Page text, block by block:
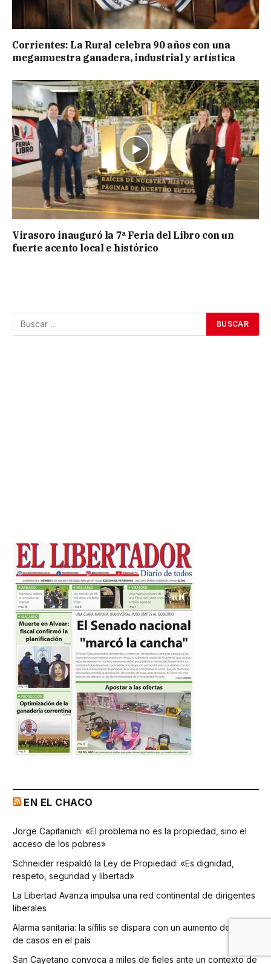
Corrientes: La Rural celebra 90 años con una
megamuestra ganadera, industrial y artística
Virasoro inauguró la 7ª Feria del Libro con un
fuerte acento local e histórico
EN EL CHACO
Jorge Capitanich: «El problema no es la propiedad, sino el
acceso de los pobres»
Schneider respaldó la Ley de Propiedad: «Es dignidad,
respeto, seguridad y libertad»
La Libertad Avanza impulsa una red continental de dirigentes
liberales
Alarma sanitaria: la sífilis se dispara con un aumento del 75%
de casos en el país
San Cayetano convoca a miles de fieles ante un contexto de